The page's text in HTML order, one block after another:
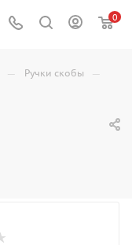
0
— Ручки скобы —